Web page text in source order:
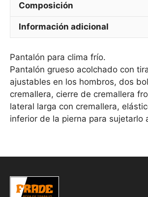
Composición
Información adicional
Pantalón para clima frío.
Pantalón grueso acolchado con
ajustables en los hombros, dos
cremallera, cierre de cremallera
lateral larga con cremallera,
inferior de la pierna para sujetarlo